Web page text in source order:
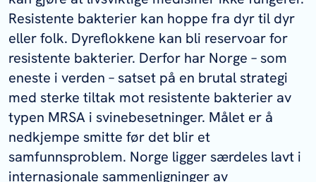
Resistente bakterier kan hoppe fra dyr til dyr
eller folk. Dyreflokkene kan bli reservoar for
resistente bakterier. Derfor har Norge – som
eneste i verden – satset på en brutal strategi
med sterke tiltak mot resistente bakterier av
typen MRSA i svinebesetninger. Målet er å
nedkjempe smitte før det blir et
samfunnsproblem. Norge ligger særdeles lavt i
internasjonale sammenligninger av